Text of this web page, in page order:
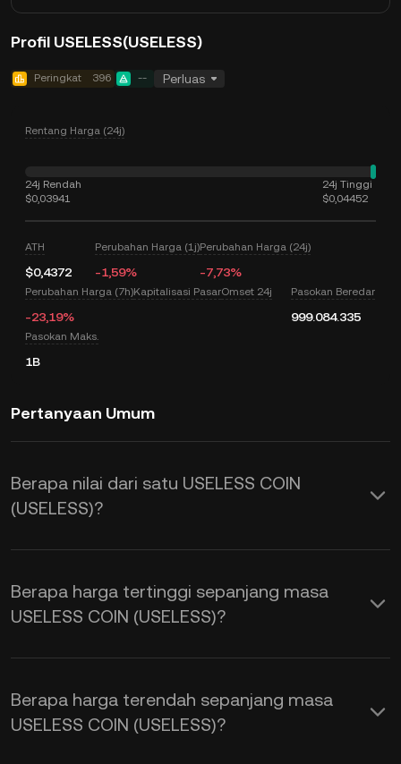
Profil USELESS(USELESS)
Peringkat 396 -- Perluas
Rentang Harga (24j)
24j Rendah
$0,03941
24j Tinggi
$0,04452
ATH
$0,4372
Perubahan Harga (1j)
-1,59%
Perubahan Harga (24j)
-7,73%
Perubahan Harga (7h)
-23,19%
Kapitalisasi PasarOmset 24j Pasokan Beredar
999.084.335
Pasokan Maks.
1B
Pertanyaan Umum
Berapa nilai dari satu USELESS COIN
(USELESS)?
KuCoin menyediakan pembaruan harga
USD secara real time untuk USELESS
COIN (USELESS). Harga USELESS
Gunakan Kalkulator KuCoin untuk
memperoleh kurs pertukaran
Berapa harga tertinggi sepanjang masa
USELESS COIN (USELESS)?
Berapa harga terendah sepanjang masa
USELESS COIN (USELESS)?